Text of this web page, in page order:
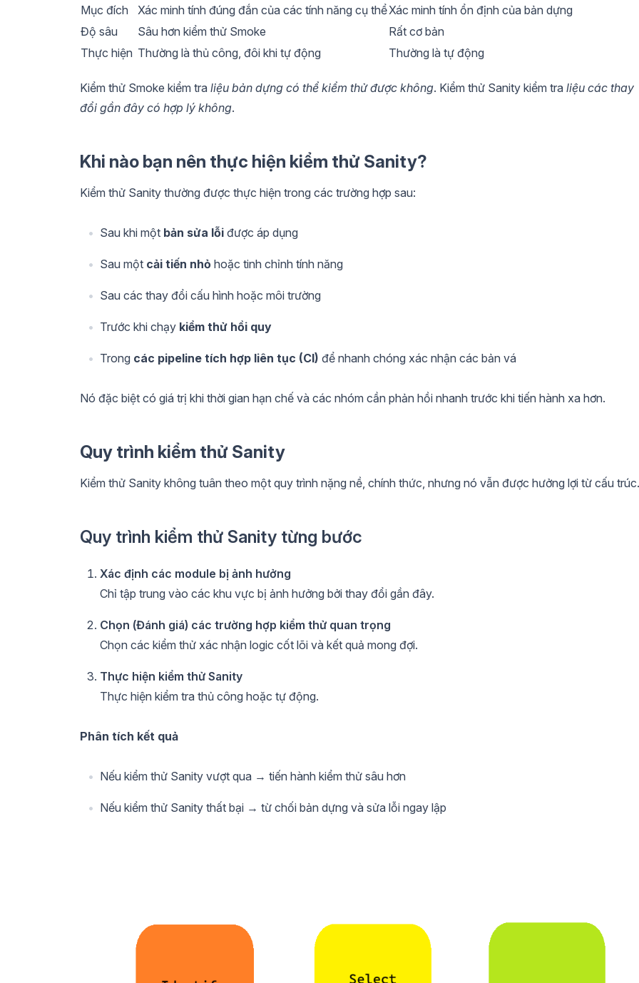
Mục đích
Xác minh tính đúng đắn của các tính năng cụ thểXác minh tính ổn định của bản dựng
Độ sâu
Sâu hơn kiểm thử Smoke
Rất cơ bản
Thực hiện Thường là thủ công, đôi khi tự động Thường là tự động
Kiểm thử Smoke kiểm tra liệu bản dựng có thể kiểm thử được không. Kiểm thử Sanity kiểm tra liệu các thay
đổi gần đây có hợp lý không.
Khi nào bạn nên thực hiện kiểm thử Sanity?
Kiểm thử Sanity thường được thực hiện trong các trường hợp sau:
Sau khi một bản sửa lỗi được áp dụng
Sau một cải tiến nhỏ hoặc tinh chỉnh tính năng
Sau các thay đổi cấu hình hoặc môi trường
Trước khi chạy kiểm thử hồi quy
Trong các pipeline tích hợp liên tục (CI) để nhanh chóng xác nhận các bản vá
Nó đặc biệt có giá trị khi thời gian hạn chế và các nhóm cần phản hồi nhanh trước khi tiến hành xa hơn.
Quy trình kiểm thử Sanity
Kiểm thử Sanity không tuân theo một quy trình nặng nề, chính thức, nhưng nó vẫn được hưởng lợi từ cấu trúc.
Quy trình kiểm thử Sanity từng bước
Xác định các module bị ảnh hưởng
Chỉ tập trung vào các khu vực bị ảnh hưởng bởi thay đổi gần đây.
Chọn (Đánh giá) các trường hợp kiểm thử quan trọng
Chọn các kiểm thử xác nhận logic cốt lõi và kết quả mong đợi.
Thực hiện kiểm thử Sanity
Thực hiện kiểm tra thủ công hoặc tự động.
Phân tích kết quả
Nếu kiểm thử Sanity vượt qua → tiến hành kiểm thử sâu hơn
Nếu kiểm thử Sanity thất bại → từ chối bản dựng và sửa lỗi ngay lập